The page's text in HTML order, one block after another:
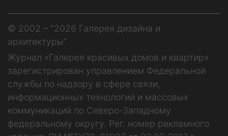
© 2002 – "2026 Галерея дизайна и
архитектуры"
Журнал «Галерея красивых домов и квартир»
зарегистрирован управлением Федеральной
службы по надзору в сфере связи,
информационных технологий и массовых
коммуникаций по Северо-Западному
федеральному округу. Рег. номер рекламного